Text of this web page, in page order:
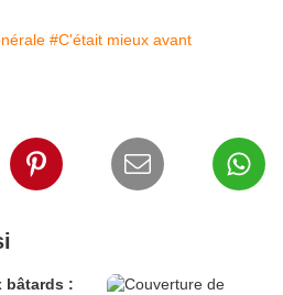
#C'était mieux avant
bâtards :